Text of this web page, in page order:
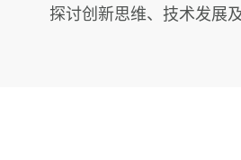
探讨创新思维、技术发展